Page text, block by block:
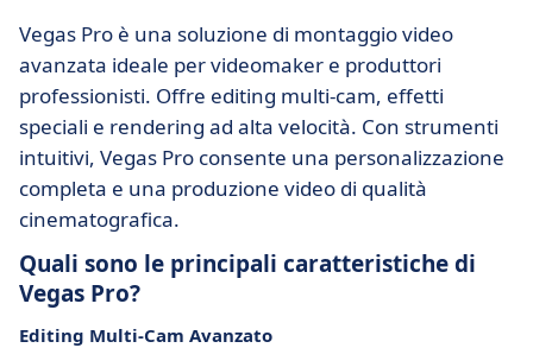
Vegas Pro è una soluzione di montaggio video
avanzata ideale per videomaker e produttori
professionisti. Offre editing multi-cam, effetti
speciali e rendering ad alta velocità. Con strumenti
intuitivi, Vegas Pro consente una personalizzazione
completa e una produzione video di qualità
cinematografica.
Quali sono le principali caratteristiche di
Vegas Pro?
Editing Multi-Cam Avanzato